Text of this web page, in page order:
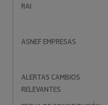
RAI
ASNEF EMPRESAS
ALERTAS CAMBIOS
RELEVANTES